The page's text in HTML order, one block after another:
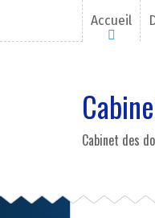
l
e
Accueil
Cabinet des